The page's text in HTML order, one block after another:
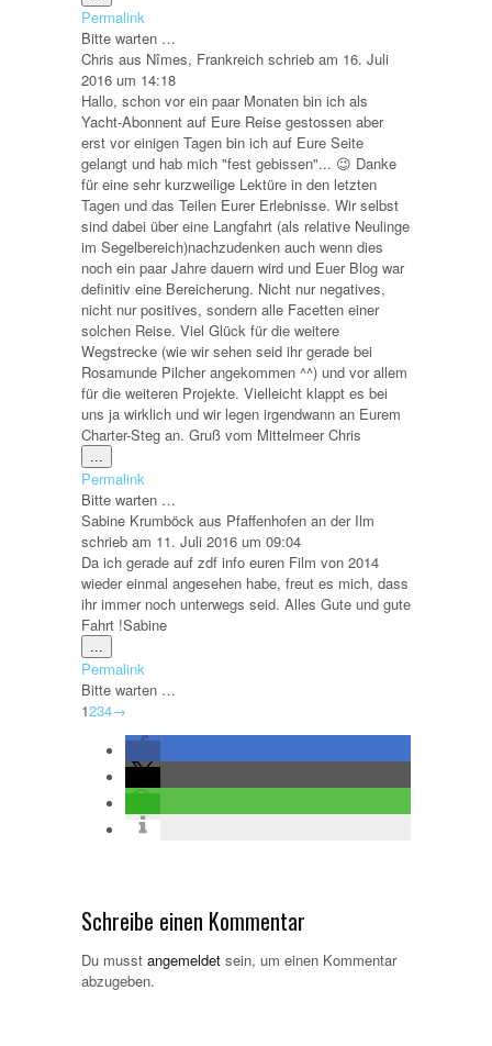
Metabox
ein-/ausblenden.
Permalink
Bitte warten …
Chris aus Nîmes, Frankreich schrieb am 16. Juli
2016 um 14:18
Hallo, schon vor ein paar Monaten bin ich als
Yacht-Abonnent auf Eure Reise gestossen aber
erst vor einigen Tagen bin ich auf Eure Seite
gelangt und hab mich "fest gebissen"... 😉 Danke
für eine sehr kurzweilige Lektüre in den letzten
Tagen und das Teilen Eurer Erlebnisse. Wir selbst
sind dabei über eine Langfahrt (als relative Neulinge
im Segelbereich)nachzudenken auch wenn dies
noch ein paar Jahre dauern wird und Euer Blog war
definitiv eine Bereicherung. Nicht nur negatives,
nicht nur positives, sondern alle Facetten einer
solchen Reise. Viel Glück für die weitere
Wegstrecke (wie wir sehen seid ihr gerade bei
Rosamunde Pilcher angekommen ^^) und vor allem
für die weiteren Projekte. Vielleicht klappt es bei
uns ja wirklich und wir legen irgendwann an Eurem
Charter-Steg an. Gruß vom Mittelmeer Chris
Metabox
ein-/ausblenden.
Permalink
Bitte warten …
Sabine Krumböck aus Pfaffenhofen an der Ilm
schrieb am 11. Juli 2016 um 09:04
Da ich gerade auf zdf info euren Film von 2014
wieder einmal angesehen habe, freut es mich, dass
ihr immer noch unterwegs seid. Alles Gute und gute
Fahrt !Sabine
Metabox
ein-/ausblenden.
Permalink
Bitte warten …
Navigation
Gästebuchliste
1234→
Schreibe einen Kommentar
Du musst angemeldet sein, um einen Kommentar
abzugeben.